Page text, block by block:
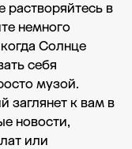
растворяйтесь в
немного
Солнце
себя
музой.
заглянет к вам в
новости,
или